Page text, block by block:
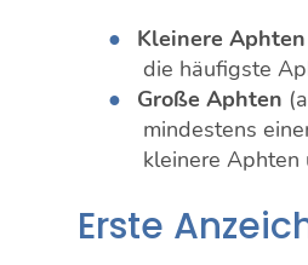
Kleinere Aphten
die häufigste
Große Aphten
mindestens
kleinere Aphten
Erste